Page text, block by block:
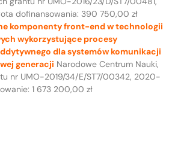
dofinansowania: 390 750,00 zł
komponenty front-end w technologii
wykorzystujące procesy
dla systemów komunikacji
generacji Narodowe Centrum Nauki,
nr UMO-2019/34/E/ST7/00342, 2020-
1 673 200,00 zł